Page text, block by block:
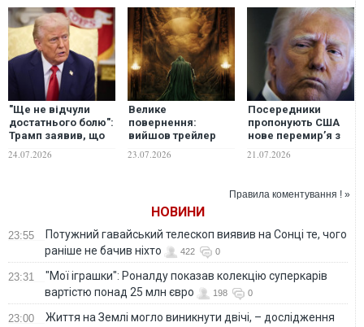
"Ще не відчули
достатнього болю":
Трамп заявив, що
"масштабного
24.07.2026
Велике
повернення:
вийшов трейлер
Сходження
23.07.2026
Посередники
пропонують США
нове перемир’я з
думає про велику
21.07.2026
Правила коментування ! »
НОВИНИ
23:55
Потужний гавайський телескоп виявив на Сонці те, чого
раніше не бачив ніхто
422 0
23:31
"Мої іграшки": Роналду показав колекцію суперкарів
вартістю понад 25 млн євро
198 0
23:00 Життя на Землі могло виникнути двічі, – дослідження